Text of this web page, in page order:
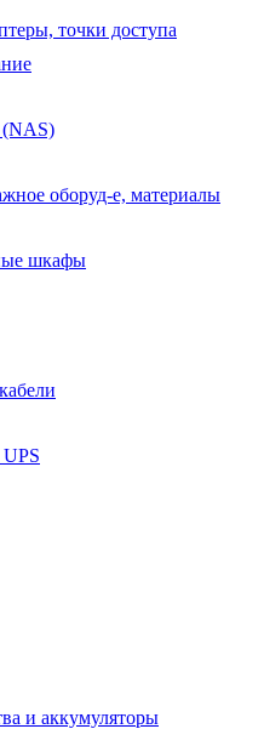
точки доступа
оборуд-е, материалы
шкафы
и аккумуляторы